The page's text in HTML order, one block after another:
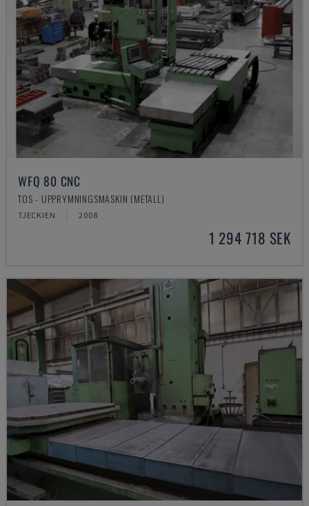
WFQ 80 CNC
TOS - UPPRYMNINGSMASKIN (METALL)
TJECKIEN 2008
1 294 718 SEK